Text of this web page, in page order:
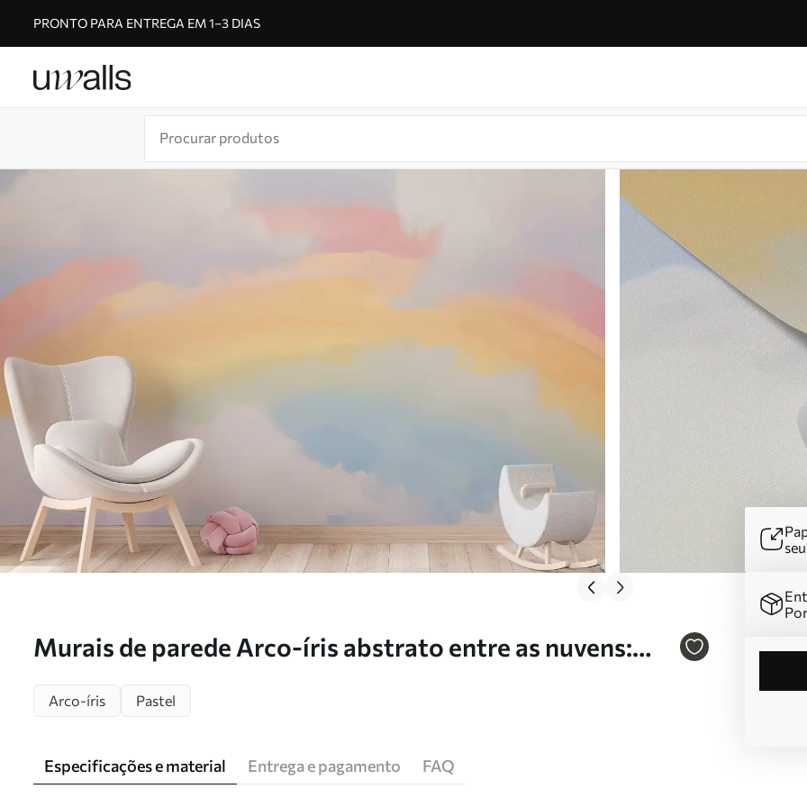
PRONTO PARA ENTREGA EM 1–3 DIAS
Murais de parede Arco-íris abstrato entre as nuvens:
Arco-íris Pastel
Especificações e material Entrega e pagamento FAQ